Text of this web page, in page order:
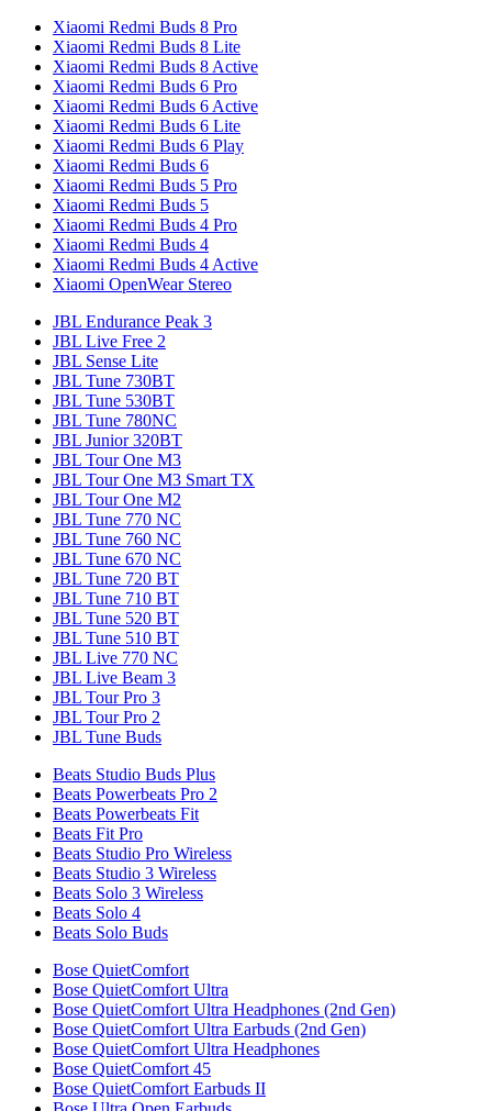
Xiaomi Redmi Buds 8 Pro
Xiaomi Redmi Buds 8 Lite
Xiaomi Redmi Buds 8 Active
Xiaomi Redmi Buds 6 Pro
Xiaomi Redmi Buds 6 Active
Xiaomi Redmi Buds 6 Lite
Xiaomi Redmi Buds 6 Play
Xiaomi Redmi Buds 6
Xiaomi Redmi Buds 5 Pro
Xiaomi Redmi Buds 5
Xiaomi Redmi Buds 4 Pro
Xiaomi Redmi Buds 4
Xiaomi Redmi Buds 4 Active
Xiaomi OpenWear Stereo
JBL Endurance Peak 3
JBL Live Free 2
JBL Sense Lite
JBL Tune 730BT
JBL Tune 530BT
JBL Tune 780NC
JBL Junior 320BT
JBL Tour One M3
JBL Tour One M3 Smart TX
JBL Tour One M2
JBL Tune 770 NC
JBL Tune 760 NC
JBL Tune 670 NC
JBL Tune 720 BT
JBL Tune 710 BT
JBL Tune 520 BT
JBL Tune 510 BT
JBL Live 770 NC
JBL Live Beam 3
JBL Tour Pro 3
JBL Tour Pro 2
JBL Tune Buds
Beats Studio Buds Plus
Beats Powerbeats Pro 2
Beats Powerbeats Fit
Beats Fit Pro
Beats Studio Pro Wireless
Beats Studio 3 Wireless
Beats Solo 3 Wireless
Beats Solo 4
Beats Solo Buds
Bose QuietComfort
Bose QuietComfort Ultra
Bose QuietComfort Ultra Headphones (2nd Gen)
Bose QuietComfort Ultra Earbuds (2nd Gen)
Bose QuietComfort Ultra Headphones
Bose QuietComfort 45
Bose QuietComfort Earbuds II